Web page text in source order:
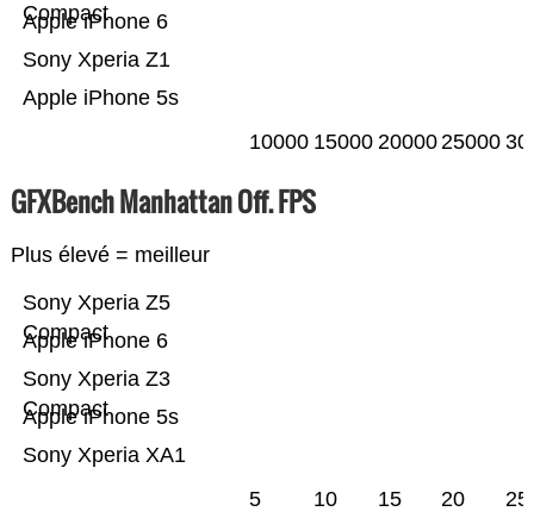
Apple iPhone 5s
Sony Xperia Z1
Apple iPhone 6
Compact
10000 15000 2000025000
GFXBench Manhattan Off. FPS
Plus élevé = meilleur
Sony Xperia XA1
Apple iPhone 5s
Sony Xperia Z3
Compact
Apple iPhone 6
Sony Xperia Z5
Compact
5 10 15 20 25